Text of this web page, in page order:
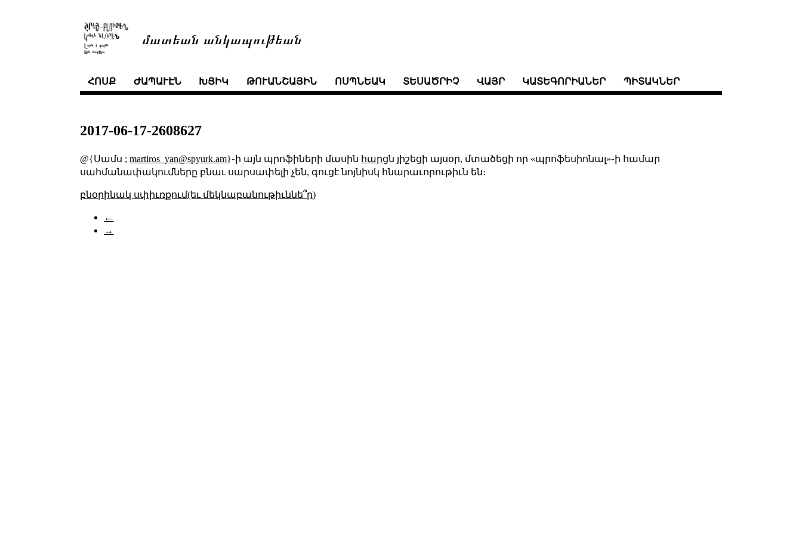
մատեան անկապութեան
ՀՈՍՔ ԺԱՊԱՒԷՆ ԽՑԻԿ ԹՈՒԱՆՇԱՅԻՆ ՈՍՊՆԵԱԿ ՏԵՍԱԾՐԻՉ ՎԱՅՐ ԿԱՏԵԳՈՐԻԱՆԵՐ ՊԻՏԱԿՆԵՐ
2017-06-17-2608627
@{Սամս ;martiros_yan@spyurk.am}֊ի այն պրոֆիների մասին հարցն յիշեցի այսօր, մտածեցի որ «պրոֆեսիոնալ»֊ի համար
սահմանափակումները բնաւ սարսափելի չեն, գուցէ նոյնիսկ հնարաւորութիւն են։
բնօրինակ սփիւռքում(եւ մեկնաբանութիւննե՞ր)
←
→